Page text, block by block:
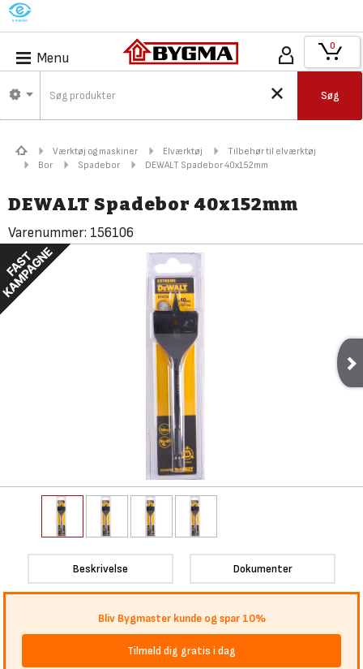
M
Menu
Søg
0
Værktøj og maskiner Elværktøj
Tilbehør til elværktøj
Bor
Spadebor DEWALT Spadebor 40x152mm
DEWALT Spadebor 40x152mm
Varenummer: 156106
Beskrivelse Dokumenter
Bliv Bygmaster kunde og spar 10%
Tilmeld dig gratis i dag